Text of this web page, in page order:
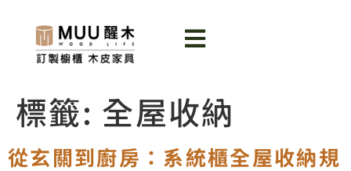
標籤: 全屋收納
從玄關到廚房：系統櫃全屋收納規